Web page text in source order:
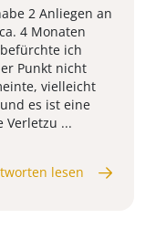
2 Anliegen an
4 Monaten
ich
Punkt nicht
vielleicht
es ist eine
Verletzu ...
lesen